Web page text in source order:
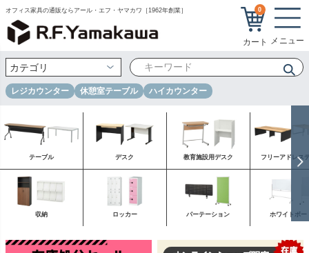
オフィス家具の通販ならアール・エフ・ヤマカワ［1962年創業］ 0
レジカウンター 休憩室テーブル ハイカウンター
テーブル デスク 教育施設用デスク フリーアドレス
収納 ロッカー パーテーション ホワイトボー